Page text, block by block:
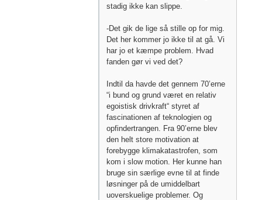
stadig ikke kan slippe.
-Det gik de lige så stille op for mig.
Det her kommer jo ikke til at gå. Vi
har jo et kæmpe problem. Hvad
fanden gør vi ved det?
Indtil da havde det gennem 70’erne
“i bund og grund været en relativ
egoistisk drivkraft“ styret af
fascinationen af teknologien og
opfindertrangen. Fra 90’erne blev
den helt store motivation at
forebygge klimakatastrofen, som
kom i slow motion. Her kunne han
bruge sin særlige evne til at finde
løsninger på de umiddelbart
uoverskuelige problemer. Og